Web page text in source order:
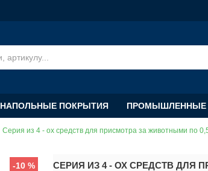
НАПОЛЬНЫЕ ПОКРЫТИЯ ПРОМЫШЛЕННЫЕ
Серия из 4 - ох средств для присмотра за животными по
-10 % СЕРИЯ ИЗ 4 - ОХ СРЕДСТВ ДЛЯ